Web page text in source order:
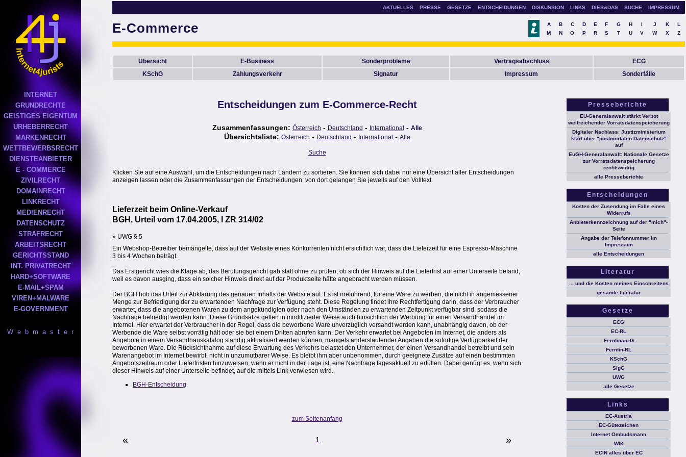
INTERNET
GRUNDRECHTE
GEISTIGES EIGENTUM
URHEBERRECHT
MARKENRECHT
WETTBEWERBSRECHT
DIENSTEANBIETER
E - COMMERCE
ZIVILRECHT
DOMAINRECHT
LINKRECHT
MEDIENRECHT
DATENSCHUTZ
STRAFRECHT
ARBEITSRECHT
GERICHTSSTAND
INT. PRIVATRECHT
HARD+SOFTWARE
E-MAIL+SPAM
VIREN+MALWARE
E-GOVERNMENT
W e b m a s t e r
AKTUELLES PRESSE GESETZE ENTSCHEIDUNGEN DISKUSSION LINKS DIES&DAS SUCHE IMPRESSUM
E-Commerce A B C D E F G H I J K
L
M
N O P R S T U V W X Z
Übersicht E-Business Sonderprobleme Vertragsabschluss
ECG
KSchG
Zahlungsverkehr Signatur Impressum Sonderfälle
Entscheidungen zum E-Commerce-Recht
Zusammenfassungen: Österreich - Deutschland - International - Alle
Übersichtsliste: Österreich - Deutschland - International - Alle
Suche
Klicken Sie auf eine Auswahl, um die Entscheidungen nach Ländern zu sortieren. Sie können sich dabei nur eine Übersicht aller Entscheidungen
anzeigen lassen oder die Zusammenfassungen der Entscheidungen; von dort gelangen Sie jeweils auf den Volltext.
Lieferzeit beim Online-Verkauf
BGH, Urteil vom 17.04.2005, I ZR 314/02
» UWG § 5
Ein Webshop-Betreiber bemängelte, dass auf der Website eines Konkurrenten nicht ersichtlich war, dass die Lieferzeit für eine Espresso-Maschine
3 bis 4 Wochen beträgt.
Das Erstgericht wies die Klage ab, das Berufungsgericht gab statt ohne zu prüfen, ob sich der Hinweis auf die Lieferfrist auf einer Unterseite befand,
weil es davon ausging, dass ein solcher Hinweis direkt auf der Produktseite hätte angebracht werden müssen.
Der BGH hob das Urteil zur Abklärung des genauen Inhalts der Website auf. Es ist irreführend, für eine Ware zu werben, die nicht in angemessener
Menge zur Befriedigung der zu erwartenden Nachfrage zur Verfügung steht. Diese Regelung findet ihre Rechtfertigung darin, dass der Verbraucher
erwartet, dass die angebotenen Waren zu dem angekündigten oder nach den Umständen zu erwartenden Zeitpunkt verfügbar sind, sodass die
Nachfrage befriedigt werden kann. Diese Grundsätze gelten in modifizierter Weise auch hinsichtlich der Werbung für einen Versandhandel im
Internet. Hier erwartet der Verbraucher in der Regel, dass die beworbene Ware unverzüglich versandt werden kann, unabhängig davon, ob der
Werbende die Ware selbst vorrätig hält oder sie bei einem Dritten abrufen kann. Der Verkehr erwartet bei Angeboten im Internet, die anders als
Angebote in einem Versandhauskatalog ständig aktualisiert werden können, mangels anderslautender Angaben die sofortige Verfügbarkeit der
beworbenen Ware. Die Rücksichtnahme auf diese Erwartung des Verkehrs belastet den Unternehmer, der einen Versandhandel betreibt und sein
Warenangebot im Internet bewirbt, nicht in unzumutbarer Weise. Es bleibt ihm aber unbenommen, durch geeignete Zusätze auf einen bestimmten
Angebotszeitraum oder Lieferfristen hinzuweisen, wenn er nicht in der Lage ist, eine Nachfrage tagesaktuell zu erfüllen. Dabei genügt es, wenn sich
dieser Hinweis auf einer Unterseite befindet, auf die mittels Link verwiesen wird.
BGH-Entscheidung
zum Seitenanfang
« 1 »
Presseberichte
EU-Generalanwalt stärkt Verbot
weitreichender Vorratsdatenspeicherung
Digitaler Nachlass: Justizministerium
klärt über "postmortalen Datenschutz"
auf
EuGH-Generalanwalt: Nationale Gesetze
zur Vorratsdatenspeicherung
rechtswidrig
alle Presseberichte
Entscheidungen
Kosten der Zusendung im Falle eines
Widerrufs
Anbieterkennzeichnung auf der "mich"-
Seite
Angabe der Telefonnummer im
Impressum
alle Entscheidungen
Literatur
... und die Kosten meines Einschreitens
gesamte Literatur
Gesetze
ECG
EC-RL
FernfinanzG
Fernfin-RL
KSchG
SigG
UWG
alle Gesetze
Links
EC-Austria
EC-Gütezeichen
Internet Ombudsmann
WIK
ECIN alles über EC